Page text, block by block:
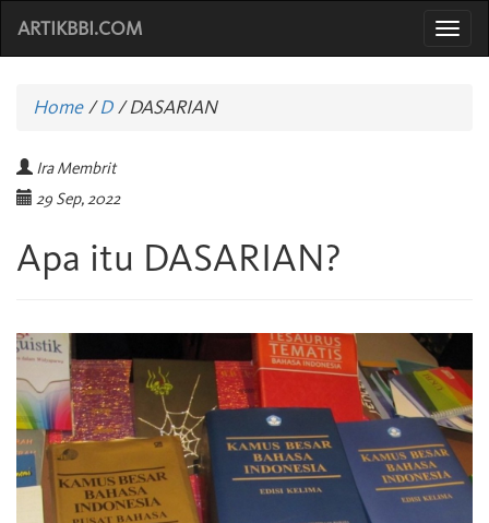
ARTIKBBI.COM
Home/D /DASARIAN
Ira Membrit
29 Sep, 2022
Apa itu DASARIAN?